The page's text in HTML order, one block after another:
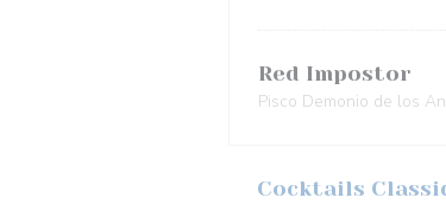
Red Impostor
Pisco Demonio de los
Cocktails